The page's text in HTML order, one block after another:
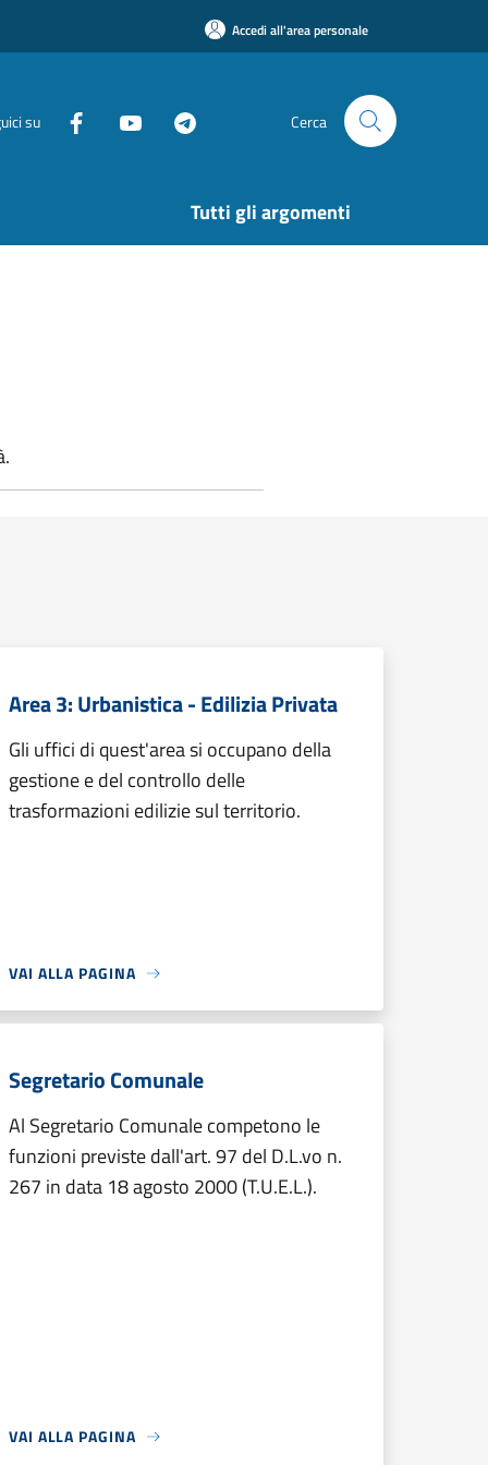
Accedi all'area personale
su Cerca
Tutti gli argomenti
Area 3: Urbanistica - Edilizia Privata
Gli uffici di quest'area si occupano della
gestione e del controllo delle
trasformazioni edilizie sul territorio.
VAI ALLA PAGINA
Segretario Comunale
Al Segretario Comunale competono le
funzioni previste dall'art. 97 del D.L.vo n.
267 in data 18 agosto 2000 (T.U.E.L.).
VAI ALLA PAGINA